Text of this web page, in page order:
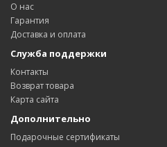
О нас
Гарантия
Доставка и оплата
Служба поддержки
Контакты
Возврат товара
Карта сайта
Дополнительно
Подарочные сертификаты